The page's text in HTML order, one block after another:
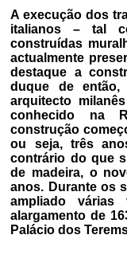
A execução dos
italianos – tal
construídas
actualmente
destaque a
duque de então,
arquitecto
conhecido na
construção
ou seja, três
contrário do que
de madeira, o
anos. Durante os
ampliado
alargamento de
Palácio dos